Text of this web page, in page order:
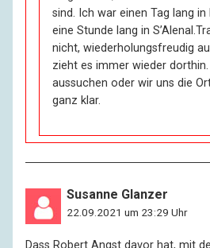
sind. Ich war einen Tag lang in
eine Stunde lang in
nicht, wiederholungsfreudig
zieht es immer wieder dorthin.
aussuchen oder wir uns die
ganz klar.
Susanne Glanzer
22.09.2021 um 23:29 Uhr
Dass Robert Angst davor hat, mit